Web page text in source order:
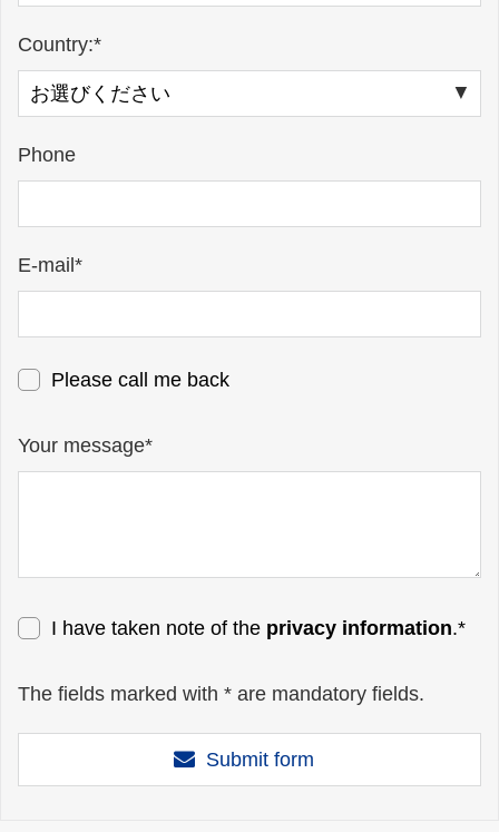
Country:*
Phone
E-mail*
Please call me back
Your message*
I have taken note of the privacy information.*
The fields marked with * are mandatory fields.
Submit form